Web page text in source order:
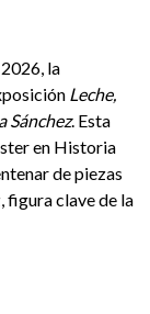
la
Leche,
Sánchez. Esta
en Historia
de piezas
figura clave de la